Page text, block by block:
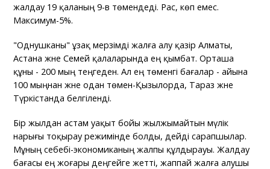
жалдау 19 қаланың 9-в төмендеді. Рас, көп емес.
Максимум-5%.
"Однушканы" ұзақ мерзімді жалға алу қазір Алматы,
Астана және Семей қалаларында ең қымбат. Орташа
құны - 200 мың теңгеден. Ал ең төменгі бағалар - айына
100 мыңнан және одан төмен-Қызылорда, Тараз және
Түркістанда белгіленді.
Бір жылдан астам уақыт бойы жылжымайтын мүлік
нарығы тоқырау режимінде болды, дейді сарапшылар.
Мұның себебі-экономиканың жалпы құлдырауы. Жалдау
бағасы ең жоғары деңгейге жетті, жаппай жалға алушы